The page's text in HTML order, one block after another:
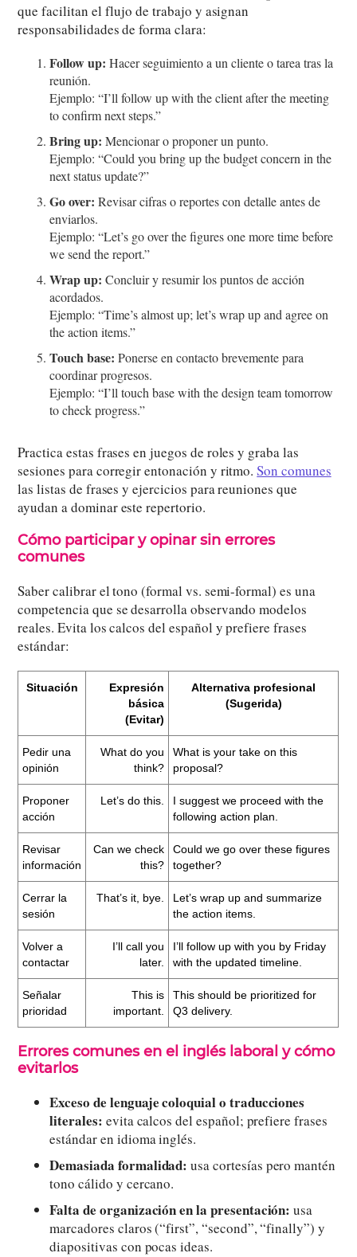
que facilitan el flujo de trabajo y asignan
responsabilidades de forma clara:
Follow up: Hacer seguimiento a un cliente o tarea tras la
reunión.
Ejemplo: “I’ll follow up with the client after the meeting
to confirm next steps.”
Bring up:Mencionar o proponer un punto.
Ejemplo: “Could you bring up the budget concern in the
next status update?”
Go over: Revisar cifras o reportes con detalle antes de
enviarlos.
Ejemplo: “Let’s go over the figures one more time before
we send the report.”
Wrap up: Concluir y resumir los puntos de acción
acordados.
Ejemplo: “Time’s almost up; let’s wrap up and agree on
the action items.”
Touch base: Ponerse en contacto brevemente para
coordinar progresos.
Ejemplo: “I’ll touch base with the design team tomorrow
to check progress.”
Practica estas frases en juegos de roles y graba las
sesiones para corregir entonación y ritmo.Son comunes
las listas de frases y ejercicios para reuniones que
ayudan a dominar este repertorio.
Cómo participar y opinar sin errores
comunes
Saber calibrar el tono (formal vs. semi-formal) es una
competencia que se desarrolla observando modelos
reales. Evita los calcos del español y prefiere frases
estándar:
Situación
Expresión
básica
(Evitar)
Alternativa profesional
(Sugerida)
Pedir una
opinión
What do you
think?
What is your take on this
proposal?
Proponer
acción
Let’s do this.
I suggest we proceed with the
following action plan.
Revisar
información
Can we check
this?
Could we go over these figures
together?
Cerrar la
sesión
That’s it, bye.
Let’s wrap up and summarize
the action items.
Volver a
contactar
I’ll call you
later.
I’ll follow up with you by Friday
with the updated timeline.
Señalar
prioridad
This is
important.
This should be prioritized for
Q3 delivery.
Errores comunes en el inglés laboral y cómo
evitarlos
Exceso de lenguaje coloquial o traducciones
literales: evita calcos del español; prefiere frases
estándar en idioma inglés.
Demasiada formalidad: usa cortesías pero mantén
tono cálido y cercano.
Falta de organización en la presentación: usa
marcadores claros (“first”, “second”, “finally”) y
diapositivas con pocas ideas.